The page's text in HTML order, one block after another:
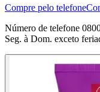
Compre pelo telefone
Número de telefone
Seg. à Dom. exceto